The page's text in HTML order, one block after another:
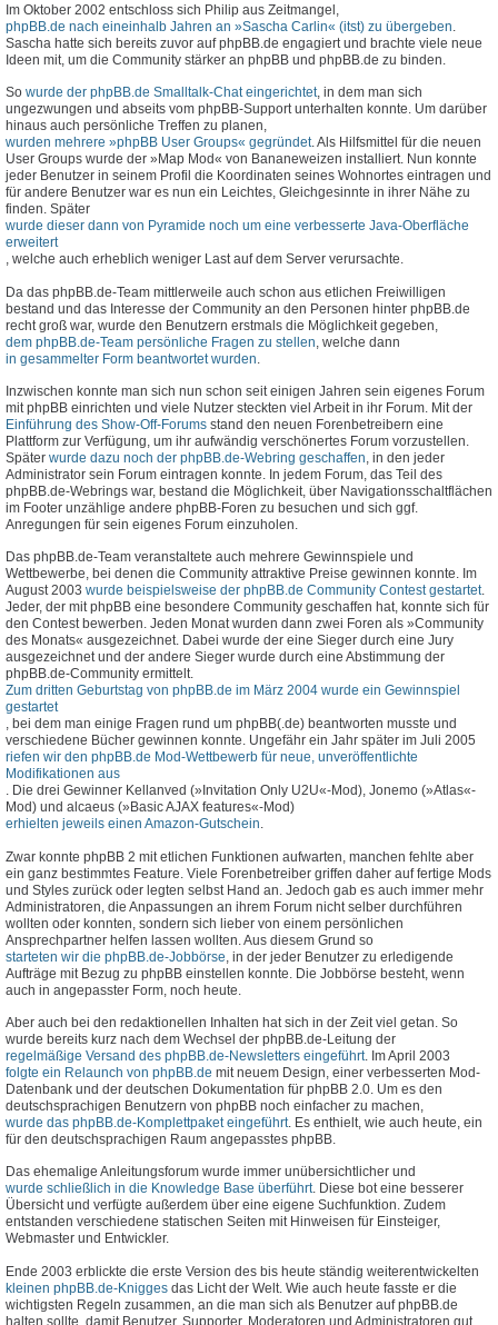
Im Oktober 2002 entschloss sich Philip aus Zeitmangel,
phpBB.de nach eineinhalb Jahren an »Sascha Carlin« (itst) zu übergeben
Sascha hatte sich bereits zuvor auf phpBB.de engagiert und brachte viele neue
Ideen mit, um die Community stärker an phpBB und phpBB.de zu binden.
So wurde der phpBB.de Smalltalk-Chat eingerichtet, in dem man sich
ungezwungen und abseits vom phpBB-Support unterhalten konnte. Um darüber
hinaus auch persönliche Treffen zu planen,
wurden mehrere »phpBB User Groups« gegründet. Als Hilfsmittel für die neuen
User Groups wurde der »Map Mod« von Bananeweizen installiert. Nun konnte
jeder Benutzer in seinem Profil die Koordinaten seines Wohnortes eintragen und
für andere Benutzer war es nun ein Leichtes, Gleichgesinnte in ihrer Nähe zu
finden. Später
wurde dieser dann von Pyramide noch um eine verbesserte Java-Oberfläche
erweitert
, welche auch erheblich weniger Last auf dem Server verursachte.
Da das phpBB.de-Team mittlerweile auch schon aus etlichen Freiwilligen
bestand und das Interesse der Community an den Personen hinter phpBB.de
recht groß war, wurde den Benutzern erstmals die Möglichkeit gegeben,
dem phpBB.de-Team persönliche Fragen zu stellen , welche dann
in gesammelter Form beantwortet wurden
Inzwischen konnte man sich nun schon seit einigen Jahren sein eigenes Forum
mit phpBB einrichten und viele Nutzer steckten viel Arbeit in ihr Forum. Mit der
Einführung des Show-Off-Forums stand den neuen Forenbetreibern eine
Plattform zur Verfügung, um ihr aufwändig verschönertes Forum vorzustellen.
Später wurde dazu noch der phpBB.de-Webring geschaffen, in den jeder
Administrator sein Forum eintragen konnte. In jedem Forum, das Teil des
phpBB.de-Webrings war, bestand die Möglichkeit, über Navigationsschaltflächen
im Footer unzählige andere phpBB-Foren zu besuchen und sich ggf.
Anregungen für sein eigenes Forum einzuholen.
Das phpBB.de-Team veranstaltete auch mehrere Gewinnspiele und
Wettbewerbe, bei denen die Community attraktive Preise gewinnen konnte. Im
August 2003 wurde beispielsweise der phpBB.de Community Contest gestartet.
Jeder, der mit phpBB eine besondere Community geschaffen hat, konnte sich für
den Contest bewerben. Jeden Monat wurden dann zwei Foren als »Community
des Monats« ausgezeichnet. Dabei wurde der eine Sieger durch eine Jury
ausgezeichnet und der andere Sieger wurde durch eine Abstimmung der
phpBB.de-Community ermittelt.
Zum dritten Geburtstag von phpBB.de im März 2004 wurde ein Gewinnspiel
gestartet
, bei dem man einige Fragen rund um phpBB(.de) beantworten musste und
verschiedene Bücher gewinnen konnte. Ungefähr ein Jahr später im Juli 2005
riefen wir den phpBB.de Mod-Wettbewerb für neue, unveröffentlichte
Modifikationen aus
. Die drei Gewinner Kellanved (»Invitation Only U2U«-Mod), Jonemo (»Atlas«-
Mod) und alcaeus (»Basic AJAX features«-Mod)
erhielten jeweils einen Amazon-Gutschein.
Zwar konnte phpBB 2 mit etlichen Funktionen aufwarten, manchen fehlte aber
ein ganz bestimmtes Feature. Viele Forenbetreiber griffen daher auf fertige Mods
und Styles zurück oder legten selbst Hand an. Jedoch gab es auch immer mehr
Administratoren, die Anpassungen an ihrem Forum nicht selber durchführen
wollten oder konnten, sondern sich lieber von einem persönlichen
Ansprechpartner helfen lassen wollten. Aus diesem Grund so
starteten wir die phpBB.de-Jobbörse , in der jeder Benutzer zu erledigende
Aufträge mit Bezug zu phpBB einstellen konnte. Die Jobbörse besteht, wenn
auch in angepasster Form, noch heute.
Aber auch bei den redaktionellen Inhalten hat sich in der Zeit viel getan. So
wurde bereits kurz nach dem Wechsel der phpBB.de-Leitung der
regelmäßige Versand des phpBB.de-Newsletters eingeführt. Im April 2003
folgte ein Relaunch von phpBB.de mit neuem Design, einer verbesserten Mod-
Datenbank und der deutschen Dokumentation für phpBB 2.0. Um es den
deutschsprachigen Benutzern von phpBB noch einfacher zu machen,
wurde das phpBB.de-Komplettpaket eingeführt. Es enthielt, wie auch heute, ein
für den deutschsprachigen Raum angepasstes phpBB.
Das ehemalige Anleitungsforum wurde immer unübersichtlicher und
wurde schließlich in die Knowledge Base überführt. Diese bot eine besserer
Übersicht und verfügte außerdem über eine eigene Suchfunktion. Zudem
entstanden verschiedene statischen Seiten mit Hinweisen für Einsteiger,
Webmaster und Entwickler.
Ende 2003 erblickte die erste Version des bis heute ständig weiterentwickelten
kleinen phpBB.de-Knigges das Licht der Welt. Wie auch heute fasste er die
wichtigsten Regeln zusammen, an die man sich als Benutzer auf phpBB.de
halten sollte, damit Benutzer, Supporter, Moderatoren und Administratoren gut